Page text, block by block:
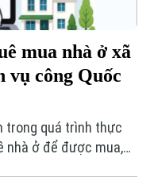
mua nhà ở xã
vụ công Quốc
trong quá trình thực
nhà ở để được mua,